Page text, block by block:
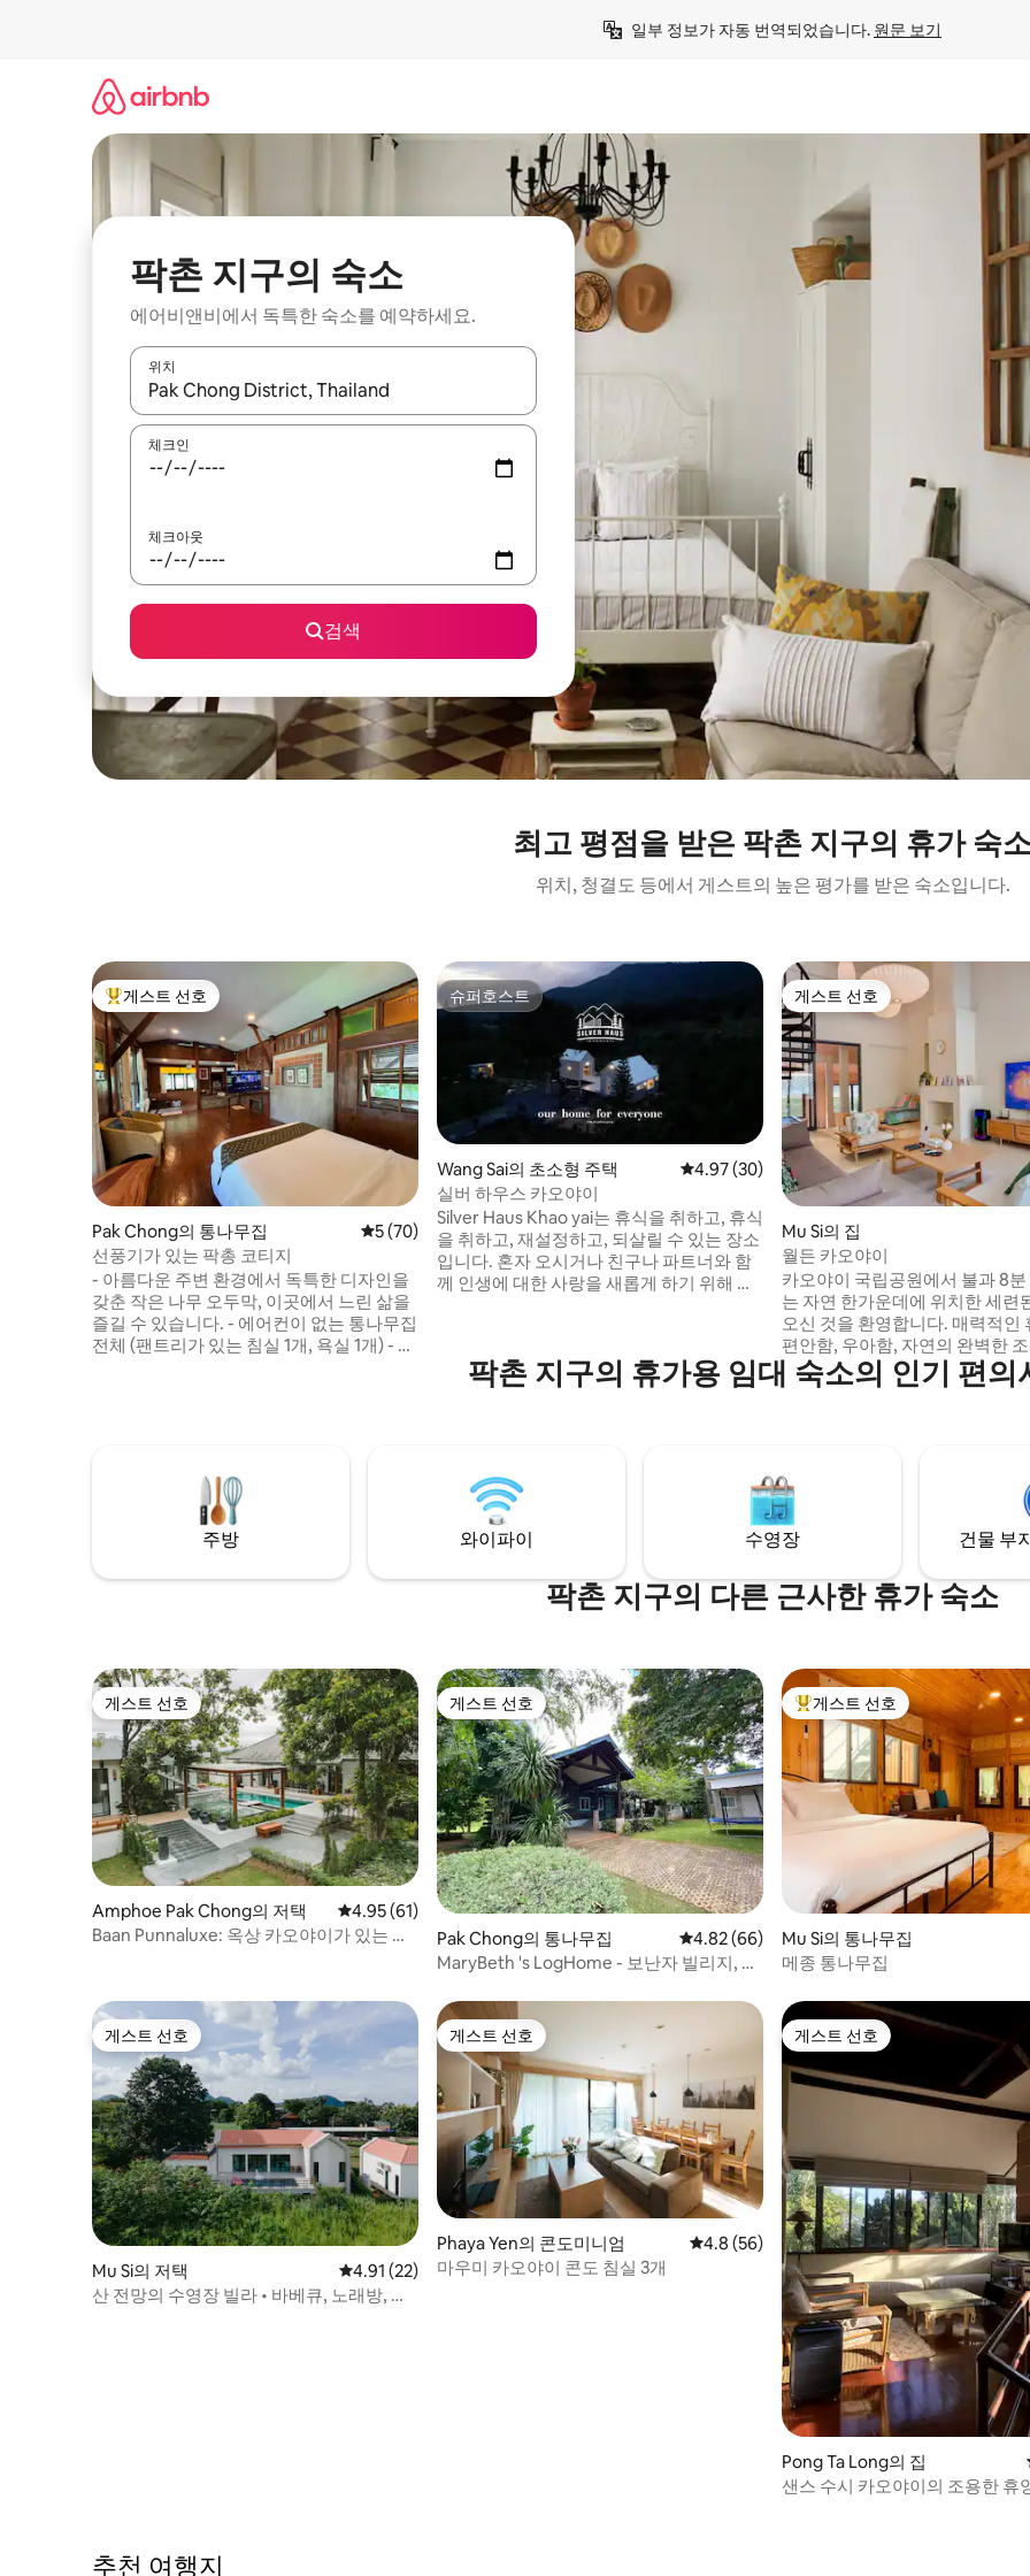
일부 정보가 자동 번역되었습니다. 원문 보기
팍촌 지구의 숙소
에어비앤비에서 독특한 숙소를 예약하세요.
위치
결과가 나오면 위·아래 화살표 키를 사용하거나 터치 또는 스와이프 동작으로 탐색하세요.
체크인
체크아웃
검색
최고 평점을 받은 팍촌 지구의 휴가 숙
위치, 청결도 등에서 게스트의 높은 평가를 받은 숙소입니다.
상위 게스트 선호
게스트 선호
Pak Chong의 통나무집 평점 5점(5점 만점), 후기 70개
5 (70)
선풍기가 있는 팍총 코티지
- 아름다운 주변 환경에서 독특한 디자인을
갖춘 작은 나무 오두막, 이곳에서 느린 삶을
즐길 수 있습니다. - 에어컨이 없는 통나무집
전체 (팬트리가 있는 침실 1개, 욕실 1개) - 팍
설치되어 있지 않습니다 (침실 1개, 주방이
있는 욕실 1개) - 팍충시 근처에 위치해 있으
며, 불과 5km 거리에 있습니다. 팍충시장에
서, 카오야이 국립공원에서 멀지 않습니다.
슈퍼호스트
슈퍼호스트
Wang Sai의 초소형 주택 평점 4.97점(5점 만점), 후기 30개
4.97 (30)
실버 하우스 카오야이
Silver Haus Khao yai는 휴식을 취하고, 휴식
을 취하고, 재설정하고, 되살릴 수 있는 장소
입니다. 혼자 오시거나 친구나 파트너와 함
께 인생에 대한 사랑을 새롭게 하기 위해 특
필요한 모든 것이 준비되어 있습니다. 다양
한 예술과 공예 활동으로 만들거나 앉아서
게스트 선호
게스트 선호
Mu Si의 집
월든 카오야이
카오야이 국립공원에서 불과 8
는 자연 한가운데에 위치한 세련
오신 것을 환영합니다. 매력적인
편안함, 우아함, 자연의 완벽한
합니다. 앤티크 가구와 인테리어
공간으로 향수와 고급스러움을
디자인은 도시의 번잡함에서 벗
운 휴식을 선사하는 집으로 돌아
함을 불러일으킵니다.
팍촌 지구의 휴가용 임대 숙소의 인기 편의
주방 와이파이 수영장 건물 부
팍촌 지구의 다른 근사한 휴가 숙소
게스트 선호
게스트 선호
Amphoe Pak Chong의 저택 평점 4.95점(5점 만점), 후기 61개
4.95 (61)
Baan Punnaluxe: 옥상 카오야이가 있는 수
게스트 선호
게스트 선호
Pak Chong의 통나무집 평점 4.82점(5점 만점), 후기 66개
4.82 (66)
MaryBeth 's LogHome - 보난자 빌리지, 카
상위 게스트 선호
게스트 선호
Mu Si의 통나무집
메종 통나무집
게스트 선호
게스트 선호
Mu Si의 저택 평점 4.91점(5점 만점), 후기 22개
4.91 (22)
산 전망의 수영장 빌라 • 바베큐, 노래방, 자
게스트 선호
게스트 선호
Phaya Yen의 콘도미니엄 평점 4.8점(5점 만점), 후기 56개
4.8 (56)
마우미 카오야이 콘도 침실 3개
게스트 선호
게스트 선호
Pong Ta Long의 집
샌스 수시 카오야이의 조용한 휴
추천 여행지